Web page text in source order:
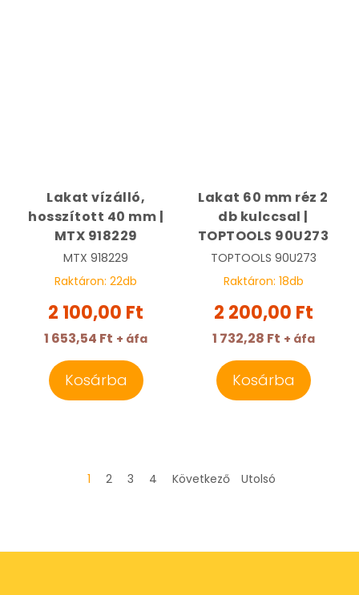
Lakat vízálló,
hosszított 40 mm |
MTX 918229
MTX 918229
Raktáron: 22db
2 100,00 Ft
1 653,54 Ft + áfa
Kosárba
Lakat 60 mm réz 2
db kulccsal |
TOPTOOLS 90U273
TOPTOOLS 90U273
Raktáron: 18db
2 200,00 Ft
1 732,28 Ft + áfa
Kosárba
1 2 3 4 Következő Utolsó